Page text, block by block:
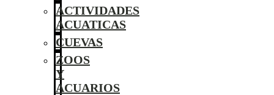
ACTIVIDADES
ACUATICAS
CUEVAS
ZOOS
Y
ACUARIOS